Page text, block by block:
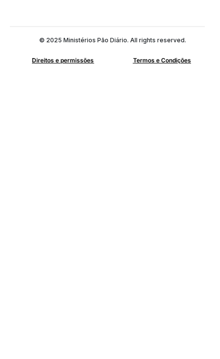
© 2025 Ministérios Pão Diário. All rights reserved.
Direitos e permissões Termos e Condições